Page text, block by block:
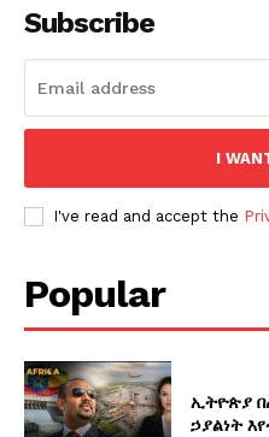
Subscribe
I
I've read and accept the
Popular
ኢትዮጵያ
ኃያልነት